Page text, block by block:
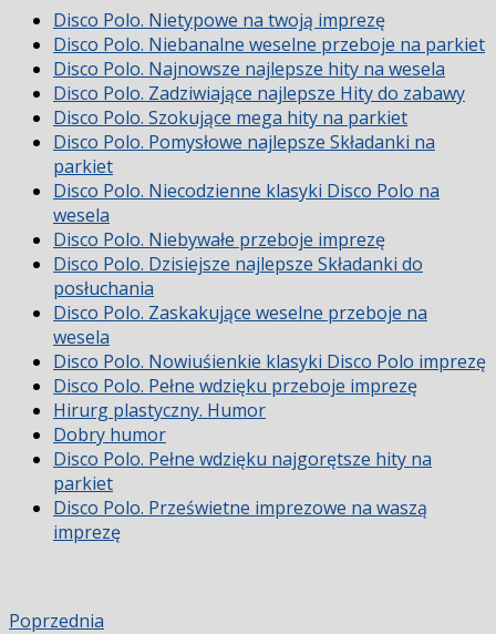
Disco Polo. Nietypowe na twoją imprezę
Disco Polo. Niebanalne weselne przeboje na parkiet
Disco Polo. Najnowsze najlepsze hity na wesela
Disco Polo. Zadziwiające najlepsze Hity do zabawy
Disco Polo. Szokujące mega hity na parkiet
Disco Polo. Pomysłowe najlepsze Składanki na
parkiet
Disco Polo. Niecodzienne klasyki Disco Polo na
wesela
Disco Polo. Niebywałe przeboje imprezę
Disco Polo. Dzisiejsze najlepsze Składanki do
posłuchania
Disco Polo. Zaskakujące weselne przeboje na
wesela
Disco Polo. Nowiuśienkie klasyki Disco Polo imprezę
Disco Polo. Pełne wdzięku przeboje imprezę
Hirurg plastyczny. Humor
Dobry humor
Disco Polo. Pełne wdzięku najgorętsze hity na
parkiet
Disco Polo. Prześwietne imprezowe na waszą
imprezę
Poprzednia